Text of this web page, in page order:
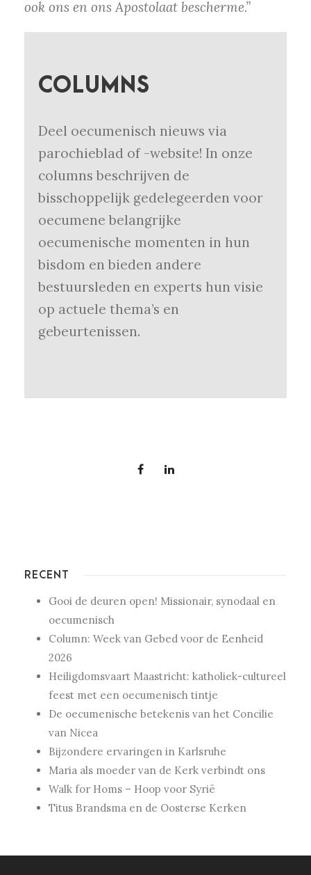
ook ons en ons Apostolaat bescherme.”
COLUMNS
Deel oecumenisch nieuws via
parochieblad of -website! In onze
columns beschrijven de
bisschoppelijk gedelegeerden voor
oecumene belangrijke
oecumenische momenten in hun
bisdom en bieden andere
bestuursleden en experts hun visie
op actuele thema’s en
gebeurtenissen.
RECENT
Gooi de deuren open! Missionair, synodaal en
oecumenisch
Column: Week van Gebed voor de Eenheid
2026
Heiligdomsvaart Maastricht: katholiek-cultureel
feest met een oecumenisch tintje
De oecumenische betekenis van het Concilie
van Nicea
Bijzondere ervaringen in Karlsruhe
Maria als moeder van de Kerk verbindt ons
Walk for Homs – Hoop voor Syrië
Titus Brandsma en de Oosterse Kerken